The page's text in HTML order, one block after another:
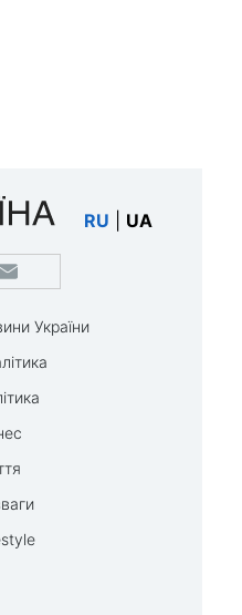
RU UA
України